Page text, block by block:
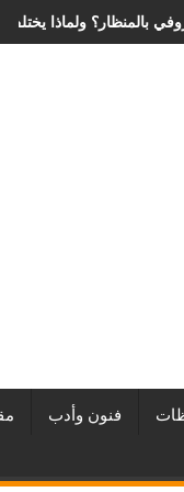
عملية الانزلاق
فنون وأدب